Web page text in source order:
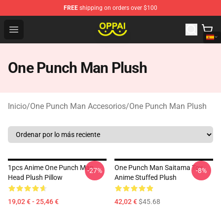
FREE shipping on orders over $100
Open menu
Oppai Store - Official Oppai Merchandise Shop
One Punch Man Plush
Inicio/One Punch Man Accesorios/One Punch Man Plush
1pcs Anime One Punch Man
Head Plush Pillow
19,02 € - 25,46 €
-27%
One Punch Man Saitama Toy
Anime Stuffed Plush
42,02 €$45.68
-8%